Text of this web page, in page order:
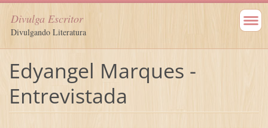
Divulga Escritor
Divulgando Literatura
Edyangel Marques -
Entrevistada